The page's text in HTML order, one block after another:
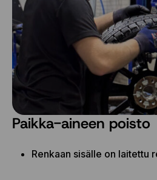
Paikka-aineen poisto
Renkaan sisälle on laitettu